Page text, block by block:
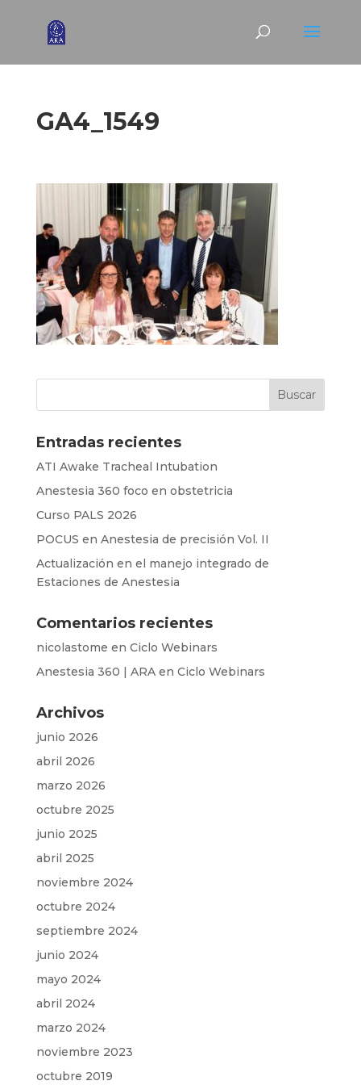
GA4_1549
Entradas recientes
ATI Awake Tracheal Intubation
Anestesia 360 foco en obstetricia
Curso PALS 2026
POCUS en Anestesia de precisión Vol. II
Actualización en el manejo integrado de
Estaciones de Anestesia
Comentarios recientes
nicolastome en Ciclo Webinars
Anestesia 360 | ARAen Ciclo Webinars
Archivos
junio 2026
abril 2026
marzo 2026
octubre 2025
junio 2025
abril 2025
noviembre 2024
octubre 2024
septiembre 2024
junio 2024
mayo 2024
abril 2024
marzo 2024
noviembre 2023
octubre 2019